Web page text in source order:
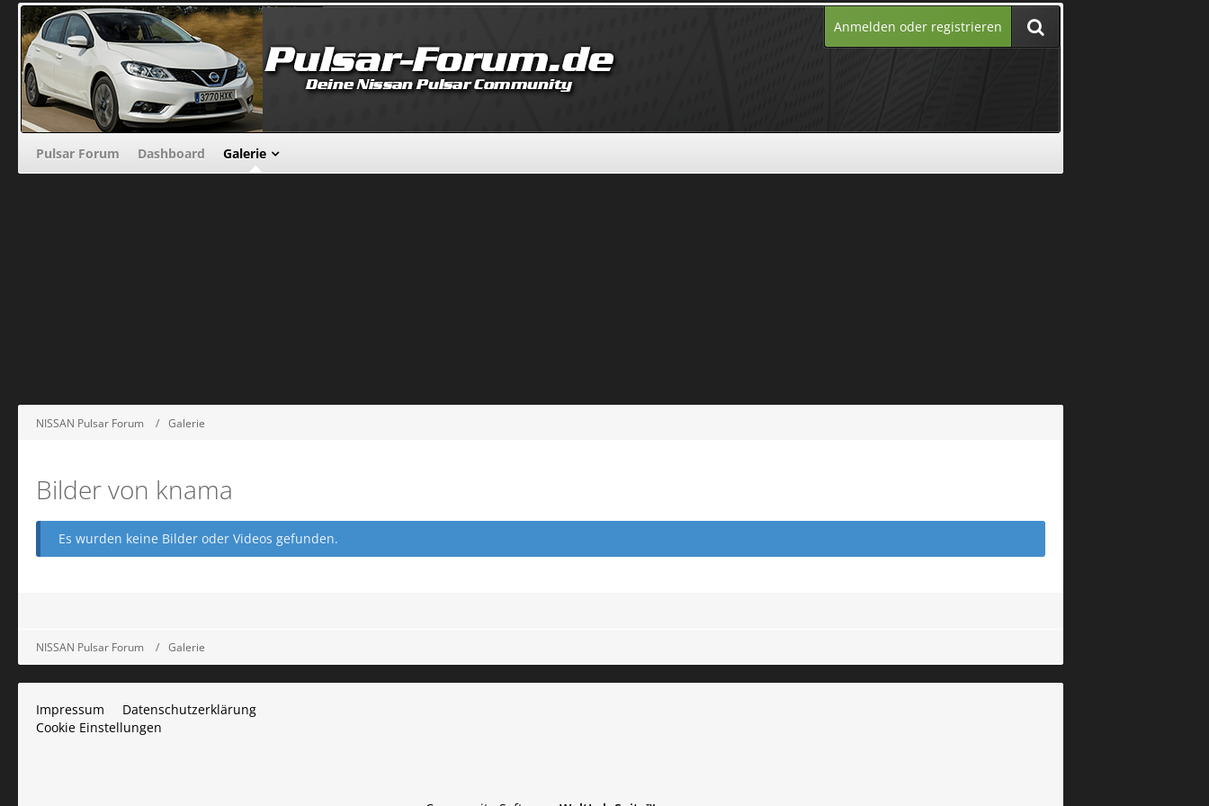
Anmelden oder registrieren
Pulsar Forum Dashboard Galerie
NISSAN Pulsar Forum Galerie
Bilder von knama
Es wurden keine Bilder oder Videos gefunden.
NISSAN Pulsar Forum Galerie
Impressum
Datenschutzerklärung
Cookie Einstellungen